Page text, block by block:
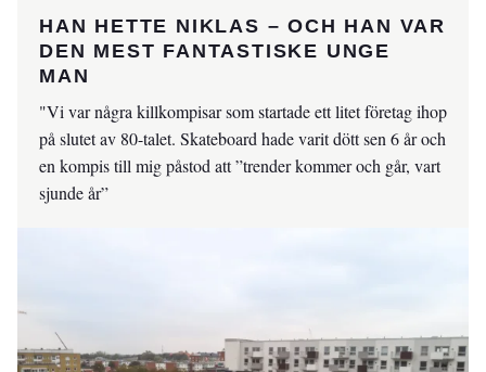
HAN HETTE NIKLAS – OCH HAN VAR
DEN MEST FANTASTISKE UNGE
MAN
"Vi var några killkompisar som startade ett litet företag ihop
på slutet av 80-talet. Skateboard hade varit dött sen 6 år och
en kompis till mig påstod att ”trender kommer och går, vart
sjunde år”